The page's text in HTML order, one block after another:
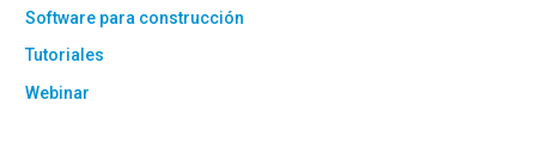
Software para construcción
Tutoriales
Webinar